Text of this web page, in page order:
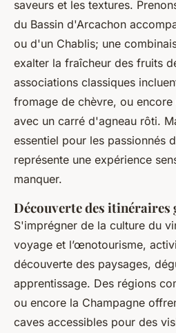
saveurs et les textures.
du Bassin d'Arcachon
ou d'un Chablis; une
exalter la fraîcheur des fruits
associations classiques
fromage de chèvre, ou
avec un carré d'agneau rôti.
essentiel pour les passionnés
représente une expérience
manquer.
Découverte des itinéraires
S'imprégner de la culture du
voyage et l’œnotourisme,
découverte des paysages,
apprentissage. Des régions
ou encore la Champagne
caves accessibles pour des